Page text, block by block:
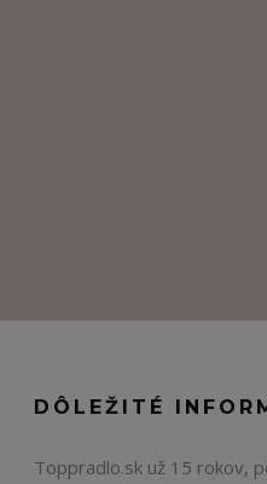
DÔLEŽITÉ
Toppradlo.sk už 15 rokov,